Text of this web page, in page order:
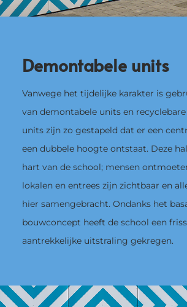
Demontabele units
Vanwege het tijdelijke karakter is
van demontabele units en
units zijn zo gestapeld dat er een
een dubbele hoogte ontstaat. Deze
hart van de school; mensen
lokalen en entrees zijn zichtbaar en
hier samengebracht. Ondanks het
bouwconcept heeft de school een
aantrekkelijke uitstraling gekregen.